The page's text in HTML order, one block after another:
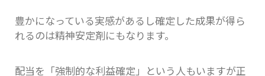
豊かになっている実感があるし確定した成果が得ら
れるのは精神安定剤にもなります。
配当を「強制的な利益確定」という人もいますが正